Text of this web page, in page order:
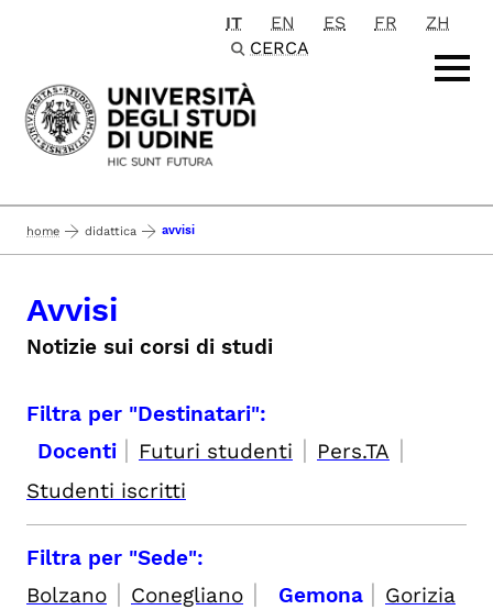
Passa al contenuto principale
IT EN ES FR
ZH
CERCA
home didattica avvisi
Avvisi
Notizie sui corsi di studi
Filtra per "Destinatari":
Docenti | Futuri studenti | Pers.TA |
Studenti iscritti
Filtra per "Sede":
Bolzano | Conegliano | Gemona | Gorizia